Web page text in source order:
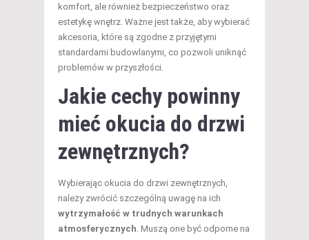
komfort, ale również bezpieczeństwo oraz
estetykę wnętrz. Ważne jest także, aby wybierać
akcesoria, które są zgodne z przyjętymi
standardami budowlanymi, co pozwoli uniknąć
problemów w przyszłości.
Jakie cechy powinny
mieć okucia do drzwi
zewnętrznych?
Wybierając okucia do drzwi zewnętrznych,
należy zwrócić szczególną uwagę na ich
wytrzymałość w trudnych warunkach
atmosferycznych . Muszą one być odporne na